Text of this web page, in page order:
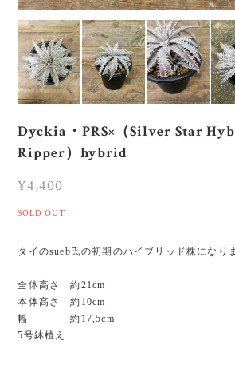
Dyckia・PRS×（Silver Star
Ripper）hybrid
¥4,400
SOLD OUT
タイのsueb氏の初期のハイブリッド株になり
全体高さ 約21cm
本体高さ 約10cm
幅 約17,5cm
5号鉢植え